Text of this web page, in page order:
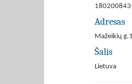
180200843
Adresas
Mažeikių
Šalis
Lietuva